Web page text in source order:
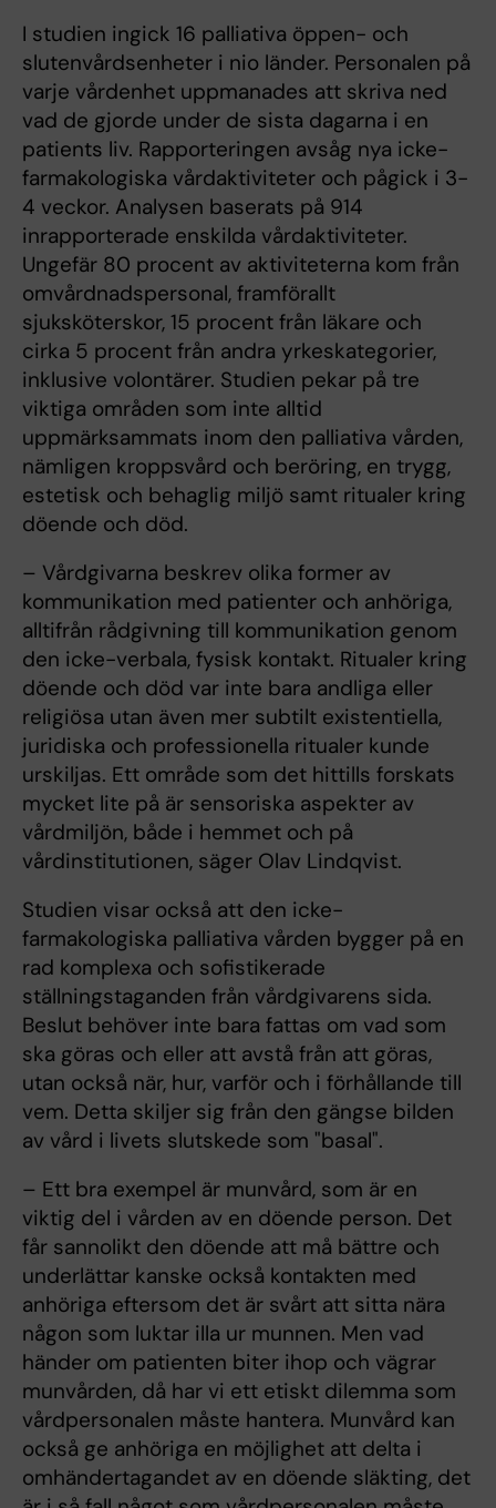
I studien ingick 16 palliativa öppen- och
slutenvårdsenheter i nio länder. Personalen på
varje vårdenhet uppmanades att skriva ned
vad de gjorde under de sista dagarna i en
patients liv. Rapporteringen avsåg nya icke-
farmakologiska vårdaktiviteter och pågick i 3-
4 veckor. Analysen baserats på 914
inrapporterade enskilda vårdaktiviteter.
Ungefär 80 procent av aktiviteterna kom från
omvårdnadspersonal, framförallt
sjuksköterskor, 15 procent från läkare och
cirka 5 procent från andra yrkeskategorier,
inklusive volontärer. Studien pekar på tre
viktiga områden som inte alltid
uppmärksammats inom den palliativa vården,
nämligen kroppsvård och beröring, en trygg,
estetisk och behaglig miljö samt ritualer kring
döende och död.
– Vårdgivarna beskrev olika former av
kommunikation med patienter och anhöriga,
alltifrån rådgivning till kommunikation genom
den icke-verbala, fysisk kontakt. Ritualer kring
döende och död var inte bara andliga eller
religiösa utan även mer subtilt existentiella,
juridiska och professionella ritualer kunde
urskiljas. Ett område som det hittills forskats
mycket lite på är sensoriska aspekter av
vårdmiljön, både i hemmet och på
vårdinstitutionen, säger Olav Lindqvist.
Studien visar också att den icke-
farmakologiska palliativa vården bygger på en
rad komplexa och sofistikerade
ställningstaganden från vårdgivarens sida.
Beslut behöver inte bara fattas om vad som
ska göras och eller att avstå från att göras,
utan också när, hur, varför och i förhållande till
vem. Detta skiljer sig från den gängse bilden
av vård i livets slutskede som "basal".
– Ett bra exempel är munvård, som är en
viktig del i vården av en döende person. Det
får sannolikt den döende att må bättre och
underlättar kanske också kontakten med
anhöriga eftersom det är svårt att sitta nära
någon som luktar illa ur munnen. Men vad
händer om patienten biter ihop och vägrar
munvården, då har vi ett etiskt dilemma som
vårdpersonalen måste hantera. Munvård kan
också ge anhöriga en möjlighet att delta i
omhändertagandet av en döende släkting, det